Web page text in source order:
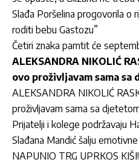
Slađa Poršelina progovorila o
roditi bebu Gastozu”
Četiri znaka pamtit će
ALEKSANDRA NIKOLIĆ
ovo proživljavam sama sa
ALEKSANDRA NIKOLIĆ
proživljavam sama sa
Prijatelji i kolege podržavaju
Slađana Mandić šalju
NAPUNIO TRG UPRKOS